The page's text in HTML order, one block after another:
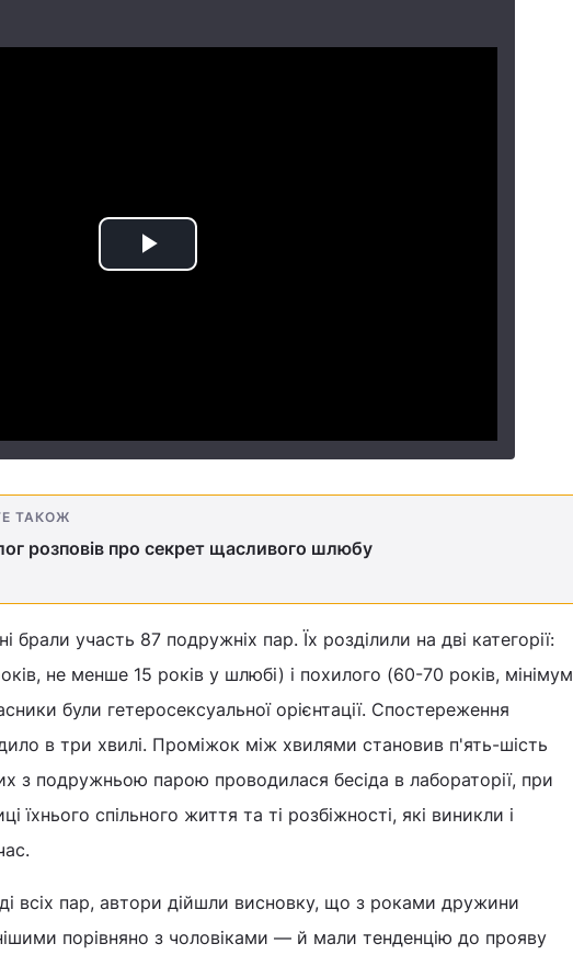
Play
ТАКОЖ
розповів про секрет щасливого шлюбу
брали участь 87 подружніх пар. Їх розділили на дві категорії:
не менше 15 років у шлюбі) і похилого (60-70 років, мінімум
були гетеросексуальної орієнтації. Спостереження
в три хвилі. Проміжок між хвилями становив п'ять-шість
з подружньою парою проводилася бесіда в лабораторії, при
їхнього спільного життя та ті розбіжності, які виникли і
всіх пар, автори дійшли висновку, що з роками дружини
порівняно з чоловіками — й мали тенденцію до прояву